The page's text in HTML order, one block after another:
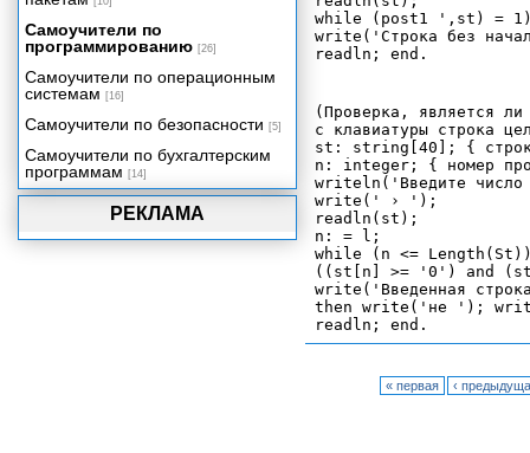
while (post1 ',st) =
write('Строка без
(Проверка, является ли
с клавиатуры строка
st: string[40]; {
n: integer; { номер
writeln('Введите
write(' › ');
readln(st);
n: = l;
while (n <=
((st[n] >= '0') and
write('Введенная
then write('не ');
« первая ‹
РЕКЛАМА
Самоучители по
программированию [26]
Самоучители по операционным
системам [16]
Самоучители по безопасности [5]
Самоучители по бухгалтерским
программам [14]